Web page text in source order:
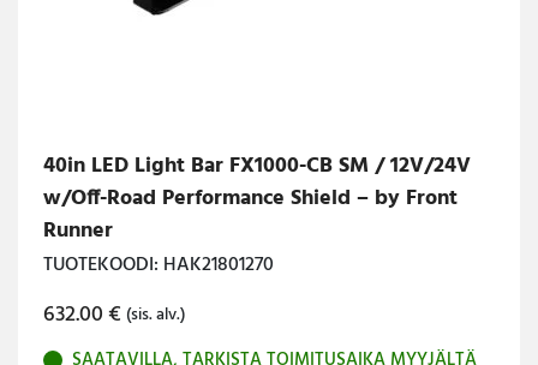
40in LED Light Bar FX1000-CB SM / 12V/24V
w/Off-Road Performance Shield – by Front
Runner
TUOTEKOODI: HAK21801270
632.00€ (sis. alv.)